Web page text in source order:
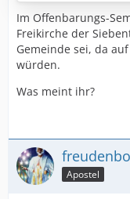
Im Offenbarungs-
Freikirche der
Gemeinde sei, da
würden.
Was meint ihr?
Apostel